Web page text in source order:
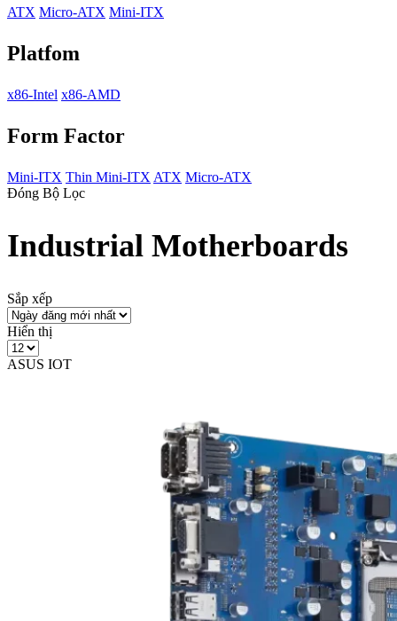
ATX Micro-ATX Mini-ITX
Platfom
x86-Intel x86-AMD
Form Factor
Mini-ITX Thin Mini-ITX ATX Micro-ATX
Đóng Bộ Lọc
Industrial Motherboards
Sắp xếp
Hiển thị
ASUS IOT